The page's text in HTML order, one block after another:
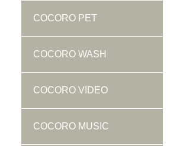
COCORO PET
COCORO WASH
COCORO VIDEO
COCORO MUSIC